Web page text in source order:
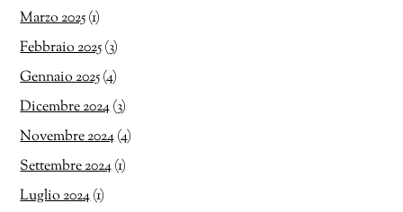
Marzo 2025(1)
Febbraio 2025(3)
Gennaio 2025(4)
Dicembre 2024(3)
Novembre 2024(4)
Settembre 2024(1)
Luglio 2024(1)